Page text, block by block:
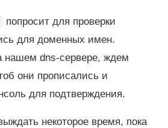
попросит для проверки
для доменных имен.
нашем dns-сервере, ждем
они прописались и
для подтверждения.
некоторое время, пока